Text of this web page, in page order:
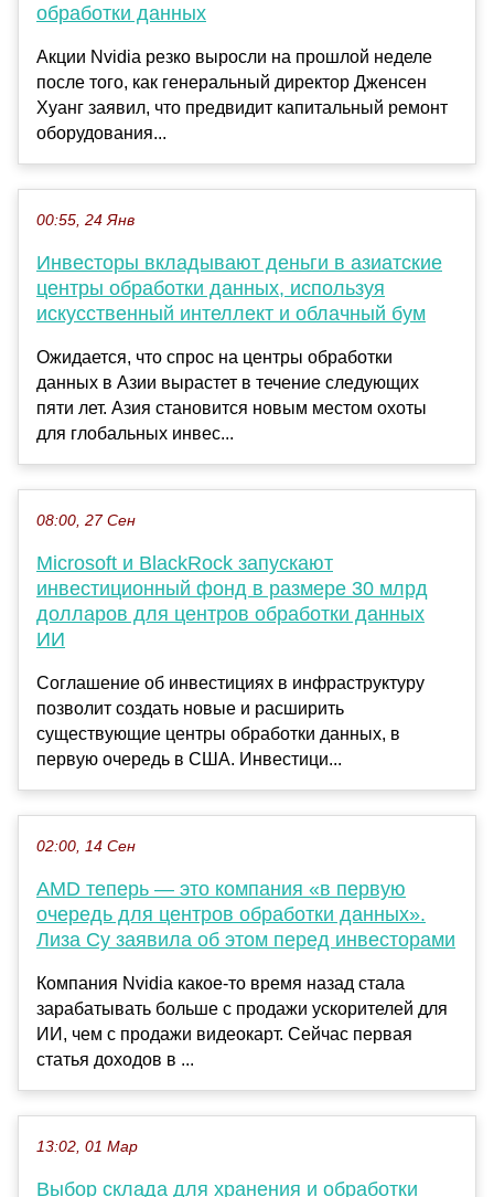
обработки данных
Акции Nvidia резко выросли на прошлой неделе
после того, как генеральный директор Дженсен
Хуанг заявил, что предвидит капитальный ремонт
оборудования...
00:55, 24 Янв
Инвесторы вкладывают деньги в азиатские
центры обработки данных, используя
искусственный интеллект и облачный бум
Ожидается, что спрос на центры обработки
данных в Азии вырастет в течение следующих
пяти лет. Азия становится новым местом охоты
для глобальных инвес...
08:00, 27 Сен
Microsoft и BlackRock запускают
инвестиционный фонд в размере 30 млрд
долларов для центров обработки данных
ИИ
Соглашение об инвестициях в инфраструктуру
позволит создать новые и расширить
существующие центры обработки данных, в
первую очередь в США. Инвестици...
02:00, 14 Сен
AMD теперь — это компания «в первую
очередь для центров обработки данных».
Лиза Су заявила об этом перед инвесторами
Компания Nvidia какое-то время назад стала
зарабатывать больше с продажи ускорителей для
ИИ, чем с продажи видеокарт. Сейчас первая
статья доходов в ...
13:02, 01 Мар
Выбор склада для хранения и обработки